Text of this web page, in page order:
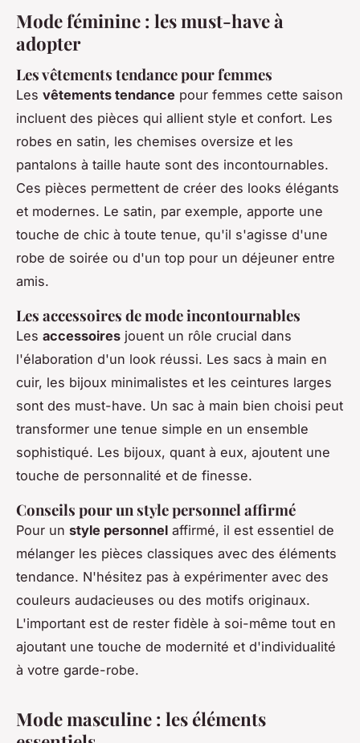
Mode féminine : les must-have à
adopter
Les vêtements tendance pour femmes
Les vêtements tendance pour femmes cette saison
incluent des pièces qui allient style et confort. Les
robes en satin, les chemises oversize et les
pantalons à taille haute sont des incontournables.
Ces pièces permettent de créer des looks élégants
et modernes. Le satin, par exemple, apporte une
touche de chic à toute tenue, qu'il s'agisse d'une
robe de soirée ou d'un top pour un déjeuner entre
amis.
Les accessoires de mode incontournables
Les accessoires jouent un rôle crucial dans
l'élaboration d'un look réussi. Les sacs à main en
cuir, les bijoux minimalistes et les ceintures larges
sont des must-have. Un sac à main bien choisi peut
transformer une tenue simple en un ensemble
sophistiqué. Les bijoux, quant à eux, ajoutent une
touche de personnalité et de finesse.
Conseils pour un style personnel affirmé
Pour un style personnel affirmé, il est essentiel de
mélanger les pièces classiques avec des éléments
tendance. N'hésitez pas à expérimenter avec des
couleurs audacieuses ou des motifs originaux.
L'important est de rester fidèle à soi-même tout en
ajoutant une touche de modernité et d'individualité
à votre garde-robe.
Mode masculine : les éléments